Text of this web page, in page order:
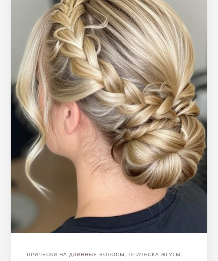
ПРИЧЕСКИ НА ДЛИННЫЕ ВОЛОСЫ ПРИЧЕСКА ЖГУТЫ